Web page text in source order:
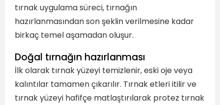
tırnak uygulama süreci, tırnağın
hazırlanmasından son şeklin verilmesine kadar
birkaç temel aşamadan oluşur.
Doğal tırnağın hazırlanması
İlk olarak tırnak yüzeyi temizlenir, eski oje veya
kalıntılar tamamen çıkarılır. Tırnak etleri itilir ve
tırnak yüzeyi hafifçe matlaştırılarak protez tırnak